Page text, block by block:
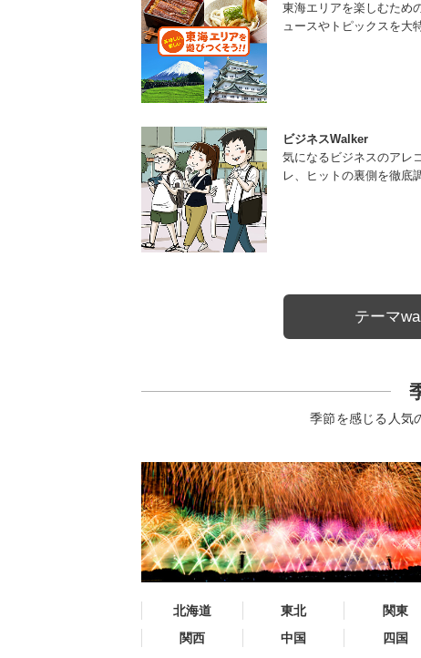
東海エリアを楽しむため
ュースやトピックスを大
ビジネスWalker
気になるビジネスのアレ
レ、ヒットの裏側を徹底
テーマ
季節を感じる人気
北海道 東北 関東
関西
中国 四国